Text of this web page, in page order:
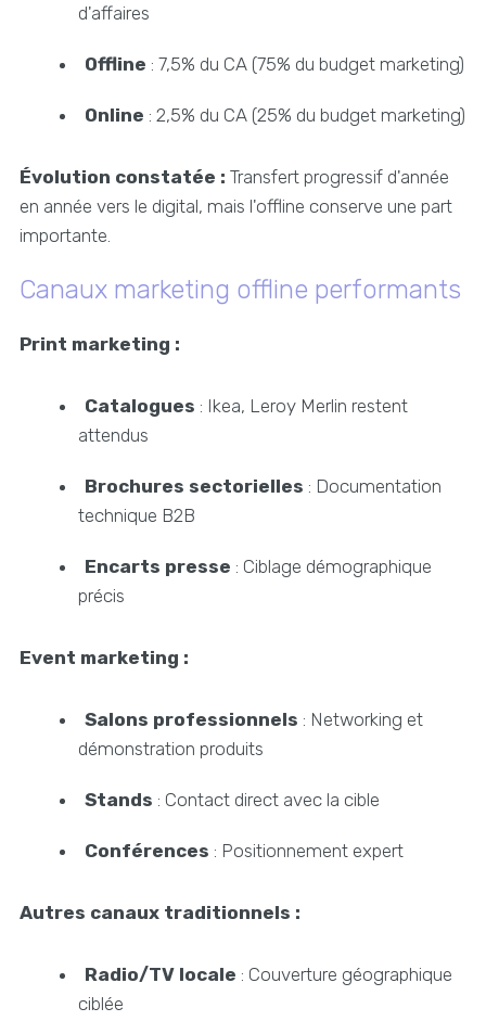
d'affaires
Offline : 7,5% du CA (75% du budget marketing)
Online : 2,5% du CA (25% du budget marketing)
Évolution constatée : Transfert progressif d'année
en année vers le digital, mais l'offline conserve une part
importante.
Canaux marketing offline performants
Print marketing :
Catalogues : Ikea, Leroy Merlin restent
attendus
Brochures sectorielles : Documentation
technique B2B
Encarts presse : Ciblage démographique
précis
Event marketing :
Salons professionnels : Networking et
démonstration produits
Stands : Contact direct avec la cible
Conférences : Positionnement expert
Autres canaux traditionnels :
Radio/TV locale : Couverture géographique
ciblée